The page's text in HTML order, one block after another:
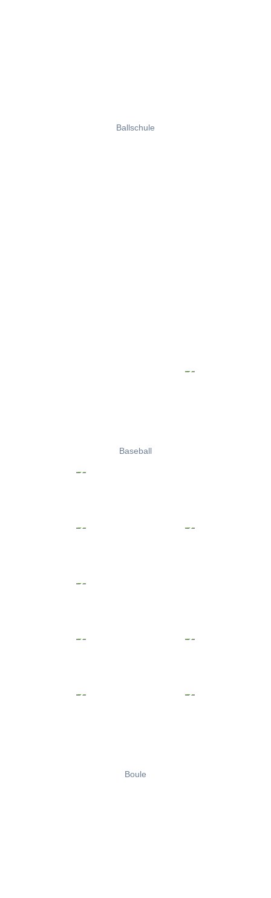
Ballschule
Baseball
Boule